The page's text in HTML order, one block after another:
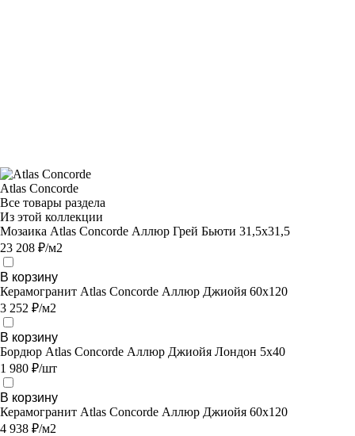
Atlas Concorde
Все товары раздела
Из этой коллекции
Мозаика Atlas Concorde Аллюр Грей Бьюти 31,5х31,5
23 208 ₽/м2
В корзину
Керамогранит Atlas Concorde Аллюр Джиойя 60x120
3 252 ₽/м2
В корзину
Бордюр Atlas Concorde Аллюр Джиойя Лондон 5х40
1 980 ₽/шт
В корзину
Керамогранит Atlas Concorde Аллюр Джиойя 60x120
4 938 ₽/м2